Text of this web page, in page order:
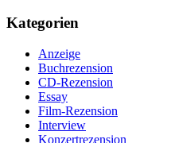
Kategorien
Anzeige
Buchrezension
CD-Rezension
Essay
Film-Rezension
Interview
Konzertrezension